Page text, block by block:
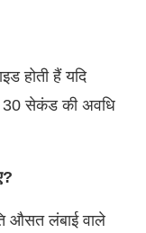
होती हैं यदि
30 सेकंड की अवधि
औसत लंबाई वाले